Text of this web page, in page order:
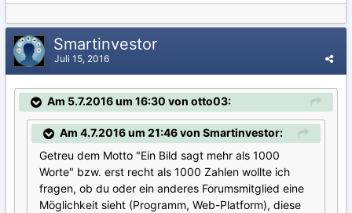
Smartinvestor
Juli 15, 2016
Am 5.7.2016 um 16:30 von otto03:
Am 4.7.2016 um 21:46 von Smartinvestor:
Getreu dem Motto "Ein Bild sagt mehr als 1000
Worte" bzw. erst recht als 1000 Zahlen wollte ich
fragen, ob du oder ein anderes Forumsmitglied eine
Möglichkeit sieht (Programm, Web-Platform), diese